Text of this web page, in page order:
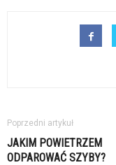
Poprzedni artykuł
JAKIM POWIETRZEM
ODPAROWAĆ SZYBY?